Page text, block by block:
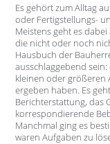
Es gehört zum Alltag
oder Fertigstellungs-
Meistens geht es
die nicht oder noch
Hausbuch der
ausschlaggebend
kleinen oder größeren
ergeben haben. Es
Berichterstattung, das
korrespondierende
Manchmal ging es
waren Aufgaben zu